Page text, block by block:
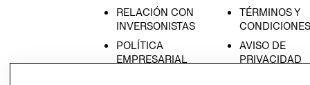
RELACIÓN CON
INVERSONISTAS
POLÍTICA
EMPRESARIAL
TÉRMINOS Y
CONDICIONES
AVISO DE
PRIVACIDAD